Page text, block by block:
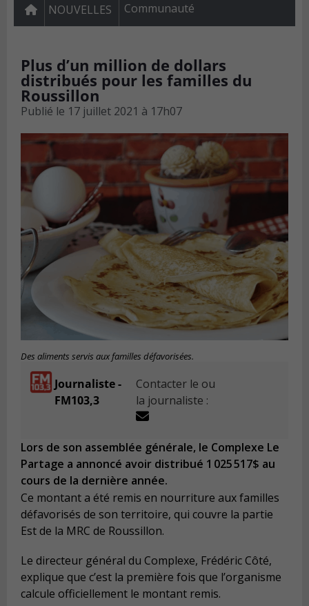
NOUVELLES Communauté
Plus d’un million de dollars
distribués pour les familles du
Roussillon
Publié le 17 juillet 2021 à 17h07
Des aliments servis aux familles défavorisées.
Journaliste -
FM103,3
Contacter le ou
la journaliste :
Lors de son assemblée générale, le Complexe Le
Partage a annoncé avoir distribué 1 025 517$ au
cours de la dernière année.
Ce montant a été remis en nourriture aux familles
défavorisés de son territoire, qui couvre la partie
Est de la MRC de Roussillon.
Le directeur général du Complexe, Frédéric Côté,
explique que c’est la première fois que l’organisme
calcule officiellement le montant remis.